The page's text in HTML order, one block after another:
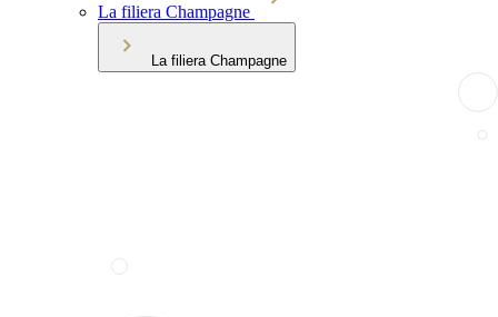
La filiera Champagne
La filiera Champagne